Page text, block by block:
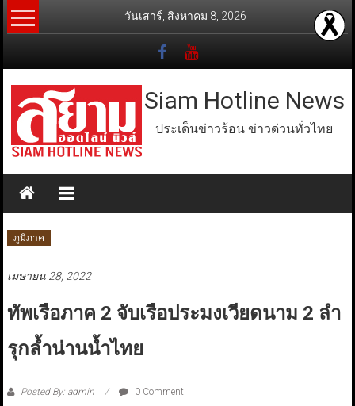
Skip
to
วันเสาร์, สิงหาคม 8, 2026
Siam Hotline News
ประเด็นข่าวร้อน ข่าวด่วนทั่วไทย
ภูมิภาค
เมษายน 28, 2022
ทัพเรือภาค 2 จับเรือประมงเวียดนาม 2 ลำ
รุกล้ำน่านน้ำไทย
Posted By: admin 0 Comment